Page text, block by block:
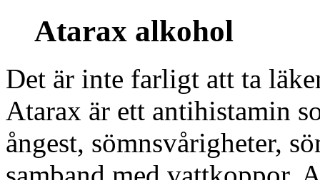
Atarax alkohol
Det är inte farligt att ta
Atarax är ett antihistamin
ångest, sömnsvårigheter,